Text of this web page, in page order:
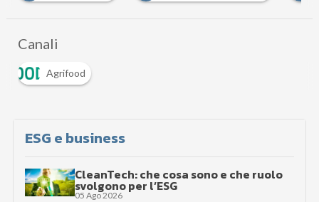
Canali
Agrifood
ESG e business
CleanTech: che cosa sono e che ruolo
svolgono per l’ESG
05 Ago 2026